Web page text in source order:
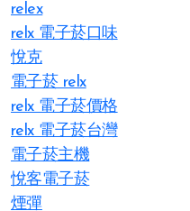
relex
relx 電子菸口味
悅克
電子菸 relx
relx 電子菸價格
relx 電子菸台灣
電子菸主機
悅客電子菸
煙彈